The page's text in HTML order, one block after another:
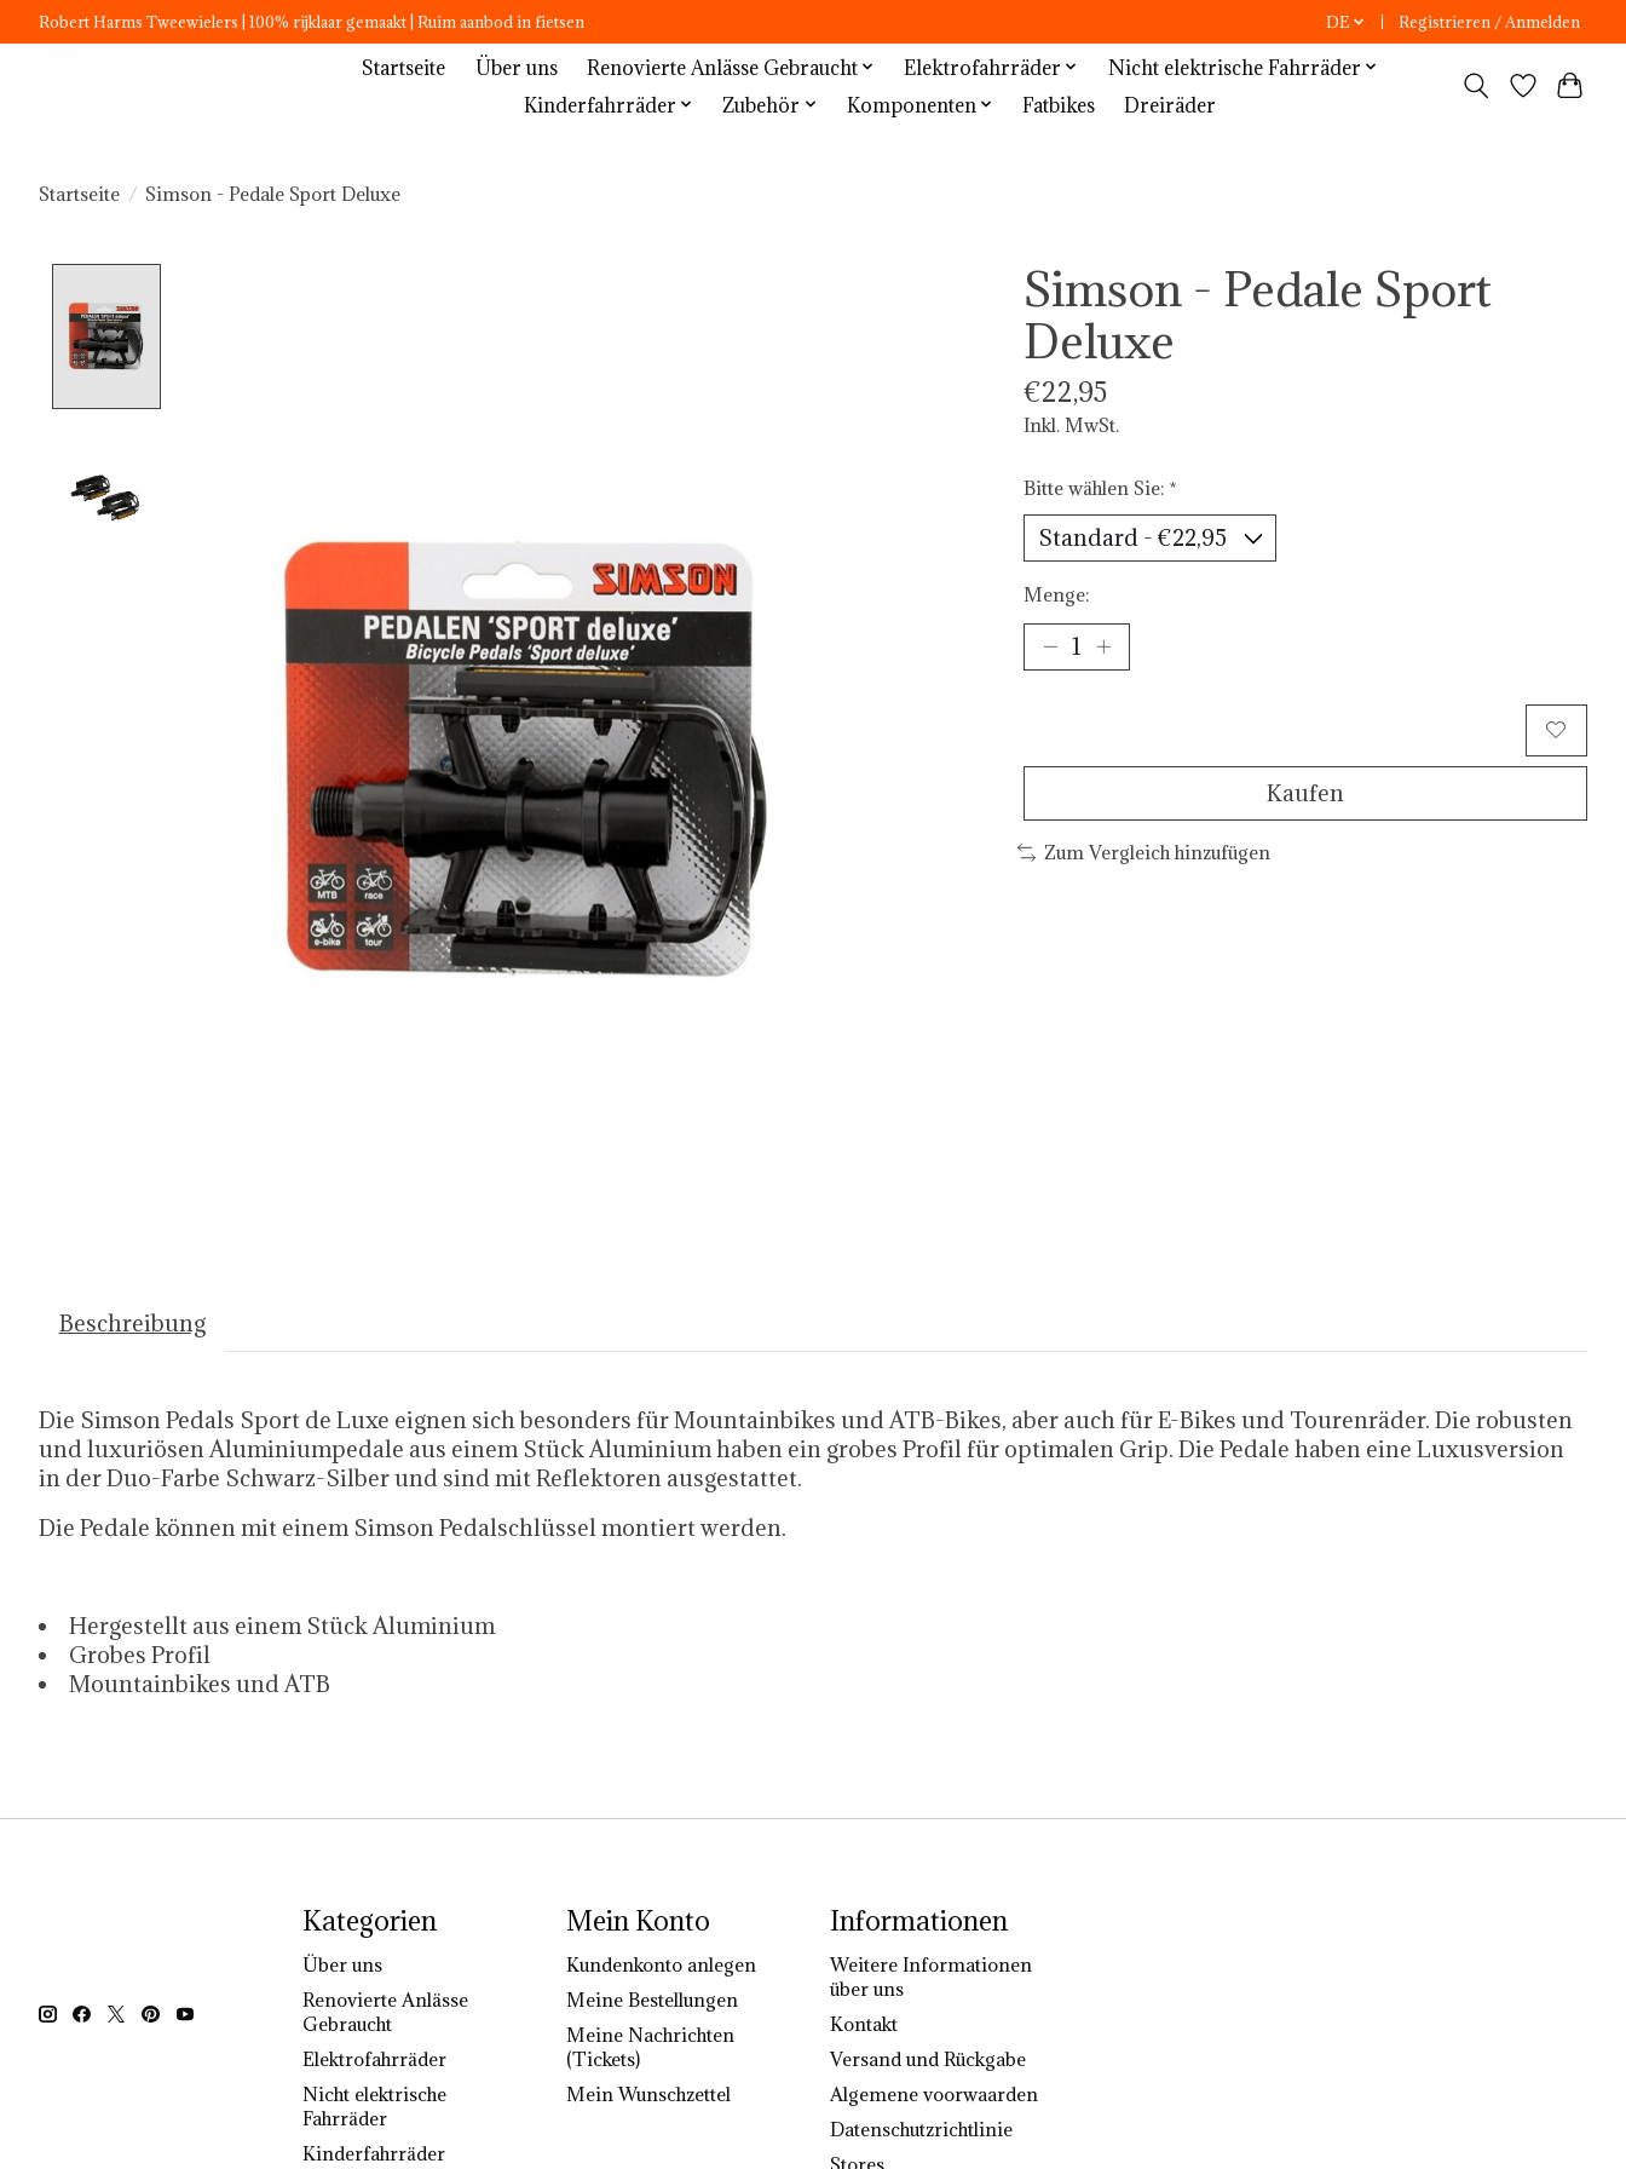
Robert Harms Tweewielers | 100% rijklaar gemaakt | Ruim aanbod in fietsen DE Registrieren / Anmelden
Startseite Über uns Renovierte Anlässe Gebraucht Elektrofahrräder
Nicht elektrische Fahrräder
Kinderfahrräder
Zubehör Komponenten Fatbikes Dreiräder
Startseite / Simson - Pedale Sport Deluxe
Simson - Pedale Sport
Deluxe
€22,95
Inkl. MwSt.
Bitte wählen Sie: *
Menge:
Kaufen
Zum Vergleich hinzufügen
Beschreibung
Die Simson Pedals Sport de Luxe eignen sich besonders für Mountainbikes und ATB-Bikes, aber auch für E-Bikes und Tourenräder. Die robusten
und luxuriösen Aluminiumpedale aus einem Stück Aluminium haben ein grobes Profil für optimalen Grip. Die Pedale haben eine Luxusversion
in der Duo-Farbe Schwarz-Silber und sind mit Reflektoren ausgestattet.
Die Pedale können mit einem Simson Pedalschlüssel montiert werden.
Hergestellt aus einem Stück Aluminium
Grobes Profil
Mountainbikes und ATB
Kategorien
Über uns
Renovierte Anlässe
Gebraucht
Elektrofahrräder
Nicht elektrische
Fahrräder
Kinderfahrräder
Mein Konto
Kundenkonto anlegen
Meine Bestellungen
Meine Nachrichten
(Tickets)
Mein Wunschzettel
Informationen
Weitere Informationen
über uns
Kontakt
Versand und Rückgabe
Algemene voorwaarden
Datenschutzrichtlinie